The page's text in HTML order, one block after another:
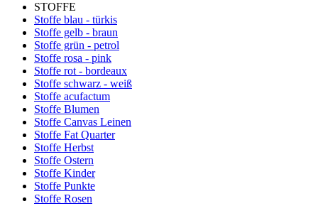
STOFFE
Stoffe blau - türkis
Stoffe gelb - braun
Stoffe grün - petrol
Stoffe rosa - pink
Stoffe rot - bordeaux
Stoffe schwarz - weiß
Stoffe acufactum
Stoffe Blumen
Stoffe Canvas Leinen
Stoffe Fat Quarter
Stoffe Herbst
Stoffe Ostern
Stoffe Kinder
Stoffe Punkte
Stoffe Rosen